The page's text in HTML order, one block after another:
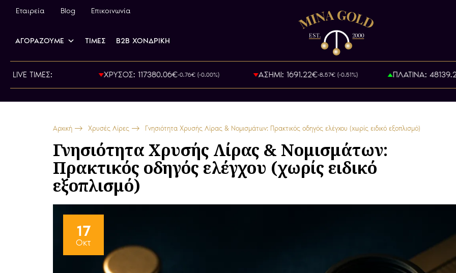
Εταιρεία Blog Επικοινωνία
ΑΓΟΡΑΖΟΥΜΕ ΤΙΜΕΣ B2B ΧΟΝΔΡΙΚΗ
LIVE ΤΙΜΕΣ:
800.00€ ΧΡΥΣΟΣ: 117380.06€-0.76€ (-0.00%) ΑΣΗΜΙ: 1691.22€-8.57€ (-0.51%) ΠΛΑΤΙΝΑ: 48139.22€
Αρχική Χρυσές Λίρες Γνησιότητα Χρυσής Λίρας & Νομισμάτων: Πρακτικός οδηγός ελέγχου (χωρίς ειδικό εξοπλισμό)
Γνησιότητα Χρυσής Λίρας & Νομισμάτων:
Πρακτικός οδηγός ελέγχου (χωρίς ειδικό
εξοπλισμό)
17
Οκτ